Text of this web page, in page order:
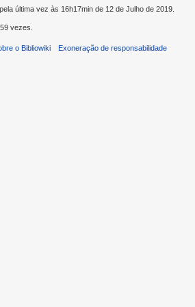
última vez às 16h17min de 12 de Julho de 2019.
vezes.
o Bibliowiki Exoneração de responsabilidade